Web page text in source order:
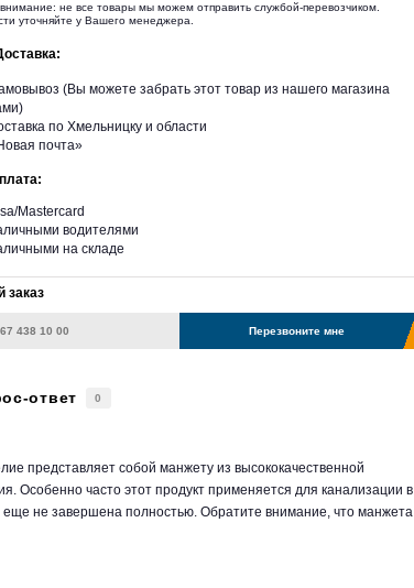
не все товары мы можем отправить службой-перевозчиком.
уточняйте у Вашего менеджера.
(Вы можете забрать этот товар из нашего магазина
по Хмельницку и области
почта»
Mastercard
водителями
на складе
заказ
Перезвоните мне
ответ 0
представляет собой манжету из высококачественной
Особенно часто этот продукт применяется для канализации в
не завершена полностью. Обратите внимание, что манжета